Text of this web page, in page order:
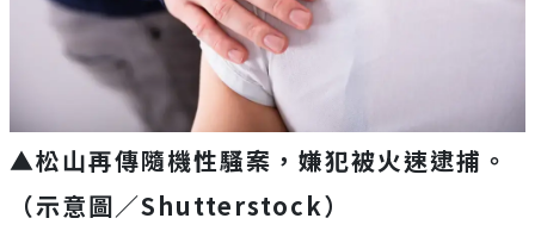
▲松山再傳隨機性騷案，嫌犯被火速逮捕。
（示意圖／Shutterstock）